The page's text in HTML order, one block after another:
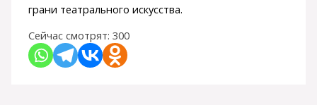
грани театрального искусства.
Сейчас смотрят: 300